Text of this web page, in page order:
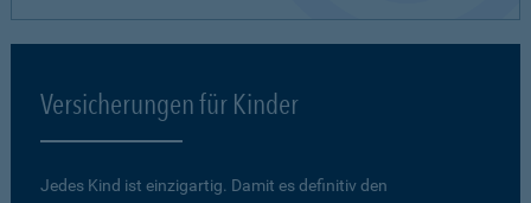
Versicherungen für Kinder
Jedes Kind ist einzigartig. Damit es definitiv den